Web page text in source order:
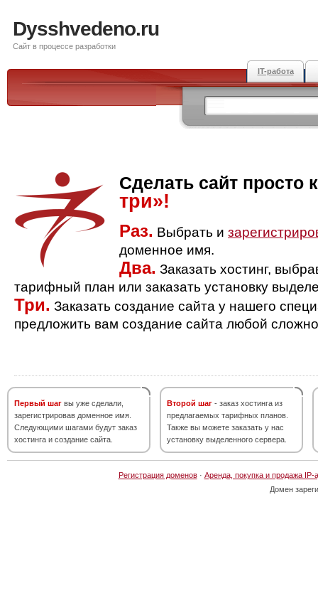
Dysshvedeno.ru
Сайт в процессе разработки
IT-работа
Сделать сайт просто
три»!
Раз. Выбрать и
доменное имя.
Два. Заказать хостинг,
тарифный план или заказать установку
Три. Заказать создание сайта у нашего
предложить вам создание сайта любой
Первый шаг вы уже сделали,
зарегистрировав доменное имя.
Следующими шагами будут заказ
хостинга и создание сайта.
Второй шаг - заказ хостинга из
предлагаемых тарифных планов.
Также вы можете заказать у нас
установку выделенного сервера.
Регистрация доменов· Аренда, покупка и продажа IP-
Домен